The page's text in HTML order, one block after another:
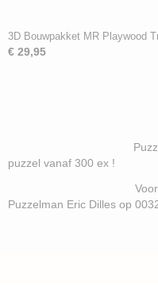
3D Bouwpakket MR Playwood
€ 29,95
Puzzelman
puzzel vanaf 300 ex !
Voor meer
Puzzelman Eric Dilles op